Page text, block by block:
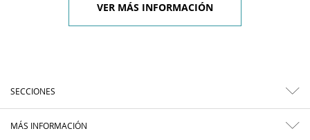
VER MÁS INFORMACIÓN
SECCIONES
MÁS INFORMACIÓN